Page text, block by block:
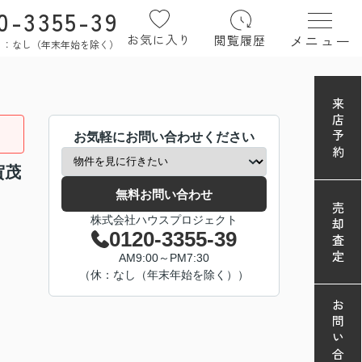
3355-39
なし（年末年始を除く） お気に入り 閲覧履歴 メニュー
茂
お気軽にお問い合わせください
無料お問い合わせ
株式会社ハウスプロジェクト
0120-3355-39
AM9:00～PM7:30
（休：なし（年末年始を除く））
来店予約
売却査定